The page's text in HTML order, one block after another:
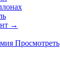
→
Просмотреть